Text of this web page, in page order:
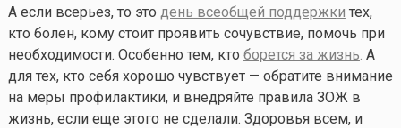
А если всерьез, то это день всеобщей поддержки тех,
кто болен, кому стоит проявить сочувствие, помочь при
необходимости. Особенно тем, кто борется за жизнь. А
для тех, кто себя хорошо чувствует — обратите внимание
на меры профилактики, и внедряйте правила ЗОЖ в
жизнь, если еще этого не сделали. Здоровья всем, и